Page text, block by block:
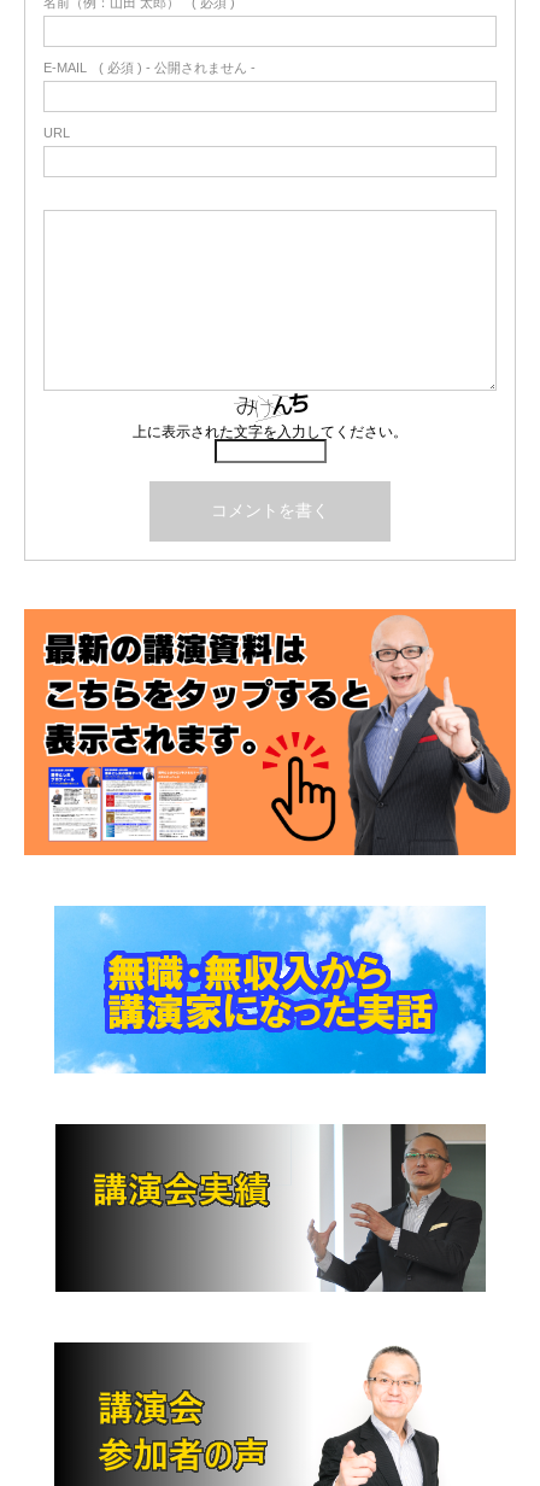
E-MAIL ( 必須 ) - 公開されません -
URL
上に表示された文字を入力してください。